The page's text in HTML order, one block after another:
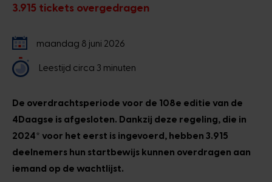
3.915 tickets overgedragen
maandag 8 juni 2026
Leestijd circa 3 minuten
De overdrachtsperiode voor de 108e editie van de
4Daagse is afgesloten. Dankzij deze regeling, die in
2024* voor het eerst is ingevoerd, hebben 3.915
deelnemers hun startbewijs kunnen overdragen aan
iemand op de wachtlijst.